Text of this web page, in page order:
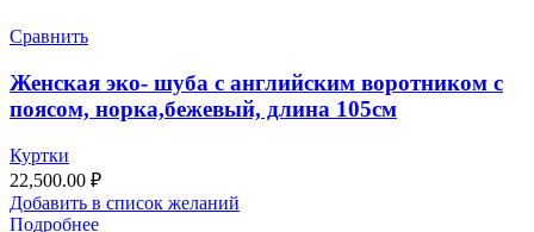
Сравнить
Женская эко- шуба с английским воротником с
поясом, норка,бежевый, длина 105см
Куртки
22,500.00 ₽
Добавить в список желаний
Подробнее